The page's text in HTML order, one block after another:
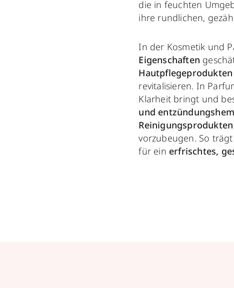
die in feuchten
ihre rundlichen,
In der Kosmetik und
Eigenschaften
revitalisieren. In
Klarheit bringt und
und
vorzubeugen. So
für ein erfrischtes,